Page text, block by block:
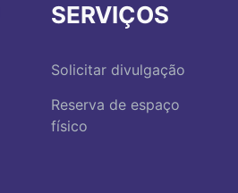
SERVIÇOS
Solicitar divulgação
Reserva de espaço
físico